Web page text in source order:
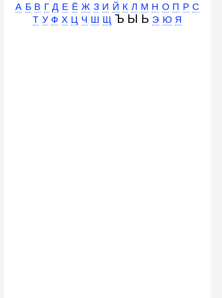
А Б В Г Д Е Ё Ж З И Й К Л М Н О П Р С
Т У Ф Х Ц Ч Ш Щ Ъ Ы Ь Э Ю Я